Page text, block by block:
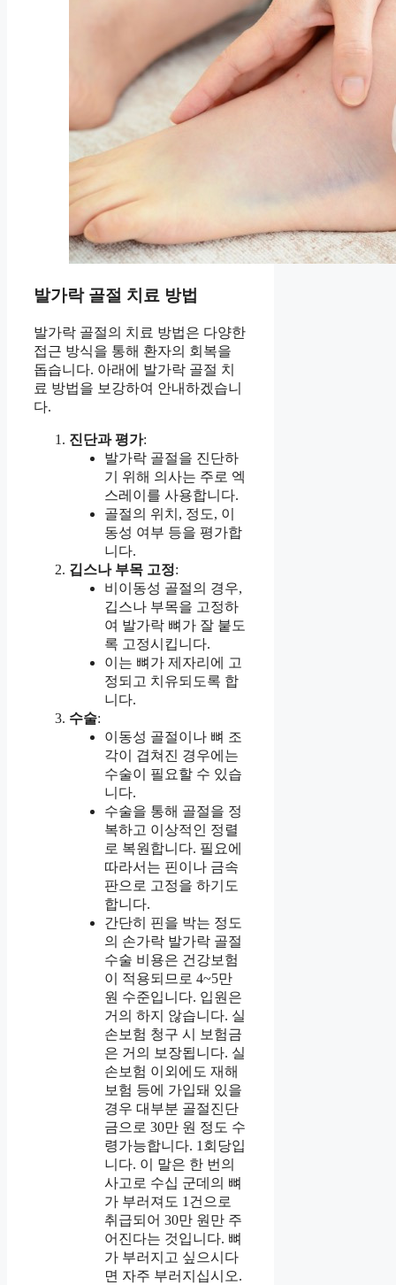
발가락 골절 치료 방법
발가락 골절의 치료 방법은 다양한
접근 방식을 통해 환자의 회복을
돕습니다. 아래에 발가락 골절 치
료 방법을 보강하여 안내하겠습니
다.
진단과 평가:
발가락 골절을 진단하
기 위해 의사는 주로 엑
스레이를 사용합니다.
골절의 위치, 정도, 이
동성 여부 등을 평가합
니다.
깁스나 부목 고정:
비이동성 골절의 경우,
깁스나 부목을 고정하
여 발가락 뼈가 잘 붙도
록 고정시킵니다.
이는 뼈가 제자리에 고
정되고 치유되도록 합
니다.
수술:
이동성 골절이나 뼈 조
각이 겹쳐진 경우에는
수술이 필요할 수 있습
니다.
수술을 통해 골절을 정
복하고 이상적인 정렬
로 복원합니다. 필요에
따라서는 핀이나 금속
판으로 고정을 하기도
합니다.
간단히 핀을 박는 정도
의 손가락 발가락 골절
수술 비용은 건강보험
이 적용되므로 4~5만
원 수준입니다. 입원은
거의 하지 않습니다. 실
손보험 청구 시 보험금
은 거의 보장됩니다. 실
손보험 이외에도 재해
보험 등에 가입돼 있을
경우 대부분 골절진단
금으로 30만 원 정도 수
령가능합니다. 1회당입
니다. 이 말은 한 번의
사고로 수십 군데의 뼈
가 부러져도 1건으로
취급되어 30만 원만 주
어진다는 것입니다. 뼈
가 부러지고 싶으시다
면 자주 부러지십시오.